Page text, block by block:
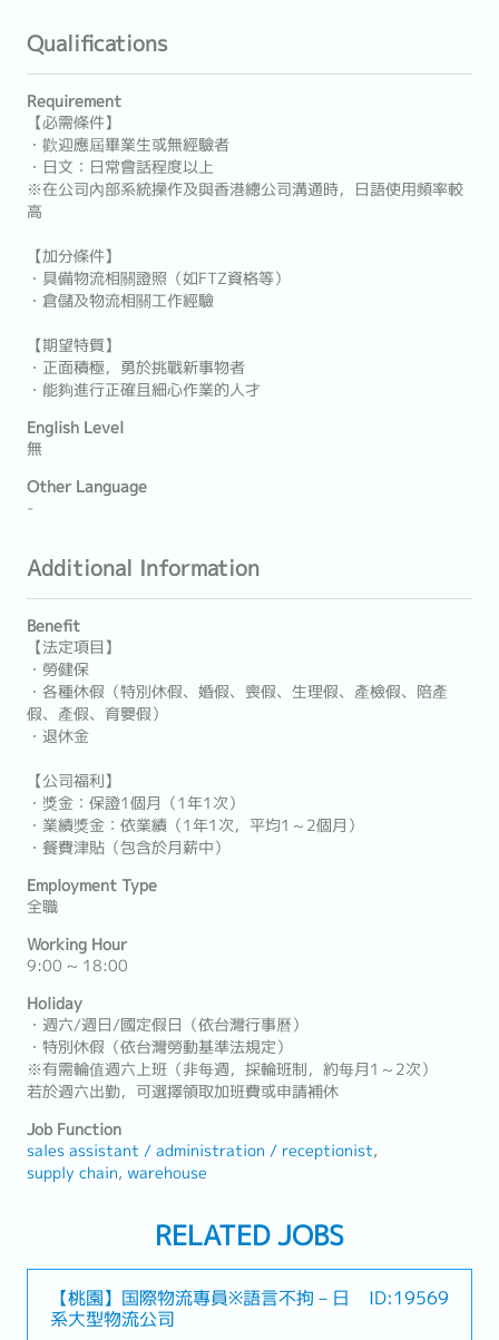
Qualifications
Requirement
【必需條件】
・歡迎應屆畢業生或無經驗者
・日文：日常會話程度以上
※在公司內部系統操作及與香港總公司溝通時，日語使用頻率較
高
【加分條件】
・具備物流相關證照（如FTZ資格等）
・倉儲及物流相關工作經驗
【期望特質】
・正面積極，勇於挑戰新事物者
・能夠進行正確且細心作業的人才
English Level
無
Other Language
-
Additional Information
Benefit
【法定項目】
・勞健保
・各種休假（特別休假、婚假、喪假、生理假、產檢假、陪產
假、產假、育嬰假）
・退休金
【公司福利】
・獎金：保證1個月（1年1次）
・業績獎金：依業績（1年1次，平均1～2個月）
・餐費津貼（包含於月薪中）
Employment Type
全職
Working Hour
9:00 ~ 18:00
Holiday
・週六/週日/國定假日（依台灣行事曆）
・特別休假（依台灣勞動基準法規定）
※有需輪值週六上班（非每週，採輪班制，約每月1～2次）
若於週六出勤，可選擇領取加班費或申請補休
Job Function
sales assistant / administration / receptionist
supply chain warehouse
RELATED JOBS
【桃園】国際物流專員※語言不拘－日
系大型物流公司
ID:19569